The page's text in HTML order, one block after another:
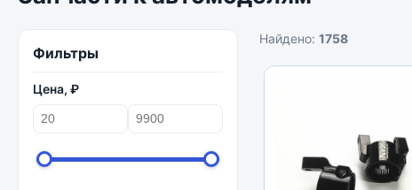
Фильтры
Цена, ₽
Найдено: 1758